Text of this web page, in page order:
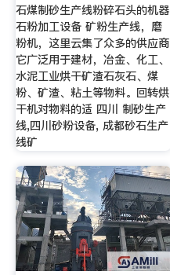
石煤制砂生产线粉碎石头的机器
石粉加工设备 矿粉生产线，磨
粉机，这里云集了众多的供应商
它广泛用于建材，冶金、化工、
水泥工业烘干矿渣石灰石、煤
粉、矿渣、粘土等物料。回转烘
干机对物料的适 四川 制砂生产
线,四川砂粉设备, 成都砂石生产
线矿